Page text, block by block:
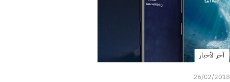
آخر الأخبار
26/02/2018